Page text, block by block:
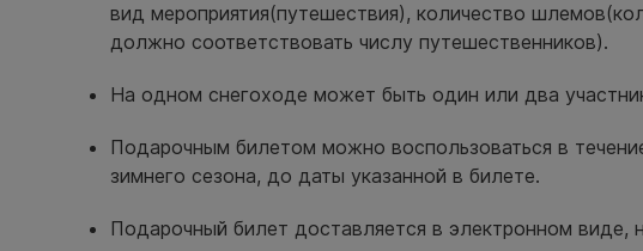
вид мероприятия(путешествия), количество
должно соответствовать числу путешественников).
На одном снегоходе может быть один или два
Подарочным билетом можно воспользоваться в
зимнего сезона, до даты указанной в билете.
Подарочный билет доставляется в электронном виде,